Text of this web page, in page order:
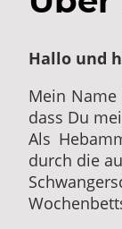
Hallo und
Mein
dass Du
Als
durch die